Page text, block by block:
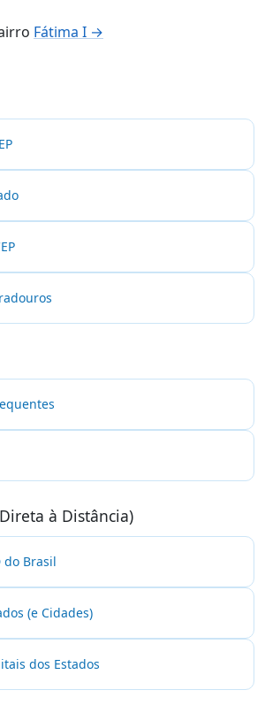
Fátima I →
à Distância)
do Brasil
(e Cidades)
dos Estados